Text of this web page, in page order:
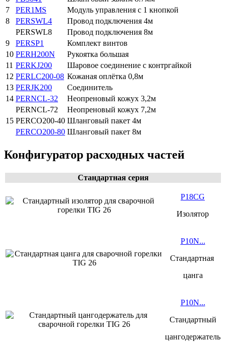
7
PER1MS
Модуль управления с 1 кнопкой
8
PERSWL4
Провод подключения 4м
PERSWL8
Провод подключения 8м
9
PERSP1
Комплект винтов
10 PERH200N
Рукоятка большая
11 PERKJ200
Шаровое соединение с контргайкой
12 PERLC200-08 Кожаная оплётка 0,8м
13 PERJK200
Соединитель
14 PERNCL-32
Неопреновый кожух 3,2м
PERNCL-72
Неопреновый кожух 7,2м
15 PERCO200-40 Шланговый пакет 4м
PERCO200-80 Шланговый пакет 8м
Конфигуратор расходных частей
Стандартная серия
P18CG
Изолятор
P10N...
Стандартная
цанга
P10N...
Стандартный
цангодержатель